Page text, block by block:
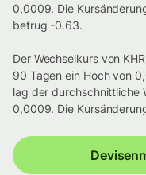
0,0009. Die
betrug -0.63.
Der Wechselkurs von
90 Tagen ein Hoch von
lag der durchschnittliche
0,0009. Die